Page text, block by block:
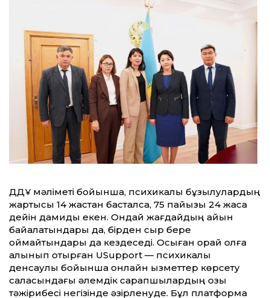
ДДҰ мәліметі бойынша, психикалық бұзылулардың
жартысы 14 жастан басталса, 75 пайызы 24 жасқа
дейін дамиды екен. Ондай жағдайдың айқын
байқалатындары да, бірден сыр бере
қоймайтындары да кездеседі. Осыған орай қолға
алынып отырған USupport — психикалық
денсаулық бойынша онлайн қызметтер көрсету
саласындағы әлемдік сарапшылардың озық
тәжірибесі негізінде әзірленуде. Бұл платформа